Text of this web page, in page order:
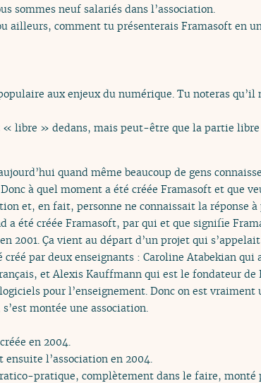
sommes neuf salariés dans l’association.
ailleurs, comment tu présenterais Framasoft en
aux enjeux du numérique. Tu noteras qu’il
« libre » dedans, mais peut-être que la partie
quand même beaucoup de gens
à quel moment a été créée Framasoft et que
et, en fait, personne ne connaissait la réponse
été créée Framasoft, par qui et que signifie
2001. Ça vient au départ d’un projet qui
par deux enseignants : Caroline Atabekian qui
et Alexis Kauffmann qui est le fondateur de
pour l’enseignement. Donc on est vraiment
montée une association.
en 2004.
l’association en 2004.
pratique, complètement dans le faire, monté